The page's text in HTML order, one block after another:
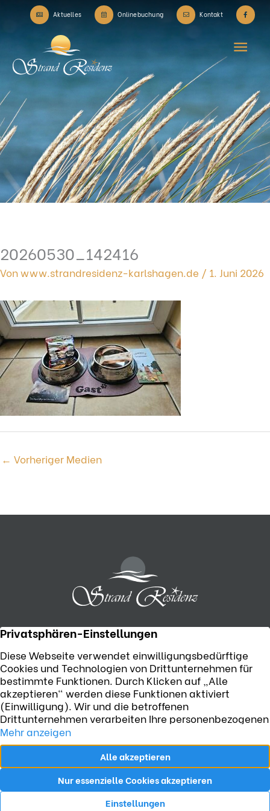
Aktuelles Onlinebuchung Kontakt
20260530_142416
Vonwww.strandresidenz-karlshagen.de / 1. Juni 2026
← Vorheriger Medien
Telefon:+49 (0) 38371 55506
Strandpromenade 6, D-17449 Karlshagen
Jetzt E-Mail senden
AGB Datenschutz